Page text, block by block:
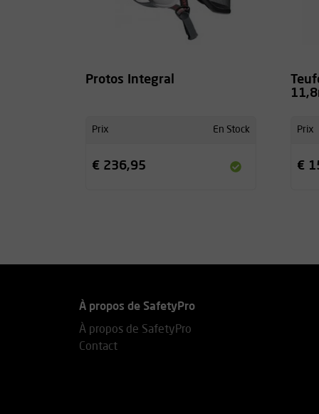
Protos Integral
Prix En Stock
€ 236,95
Prix
€
À propos de SafetyPro
À propos de SafetyPro
Contact